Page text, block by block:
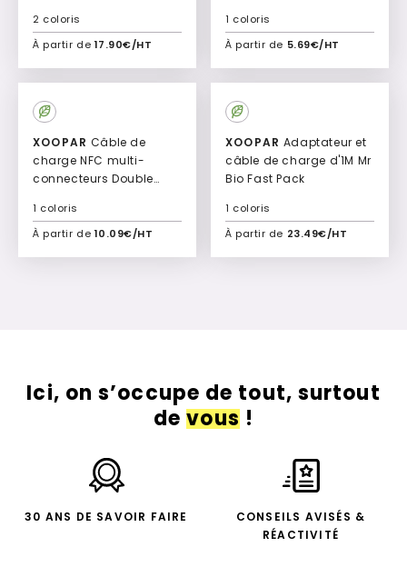
À partir de 17.90€/HT
2 coloris
Ajouter à mon devis
À partir de 5.69€/HT
1 coloris
Ajouter à mon devis
Culte
XOOPAR
charge NFC multi-
connecteurs Double
Mister Bio Long Smart
À partir de 10.09€/HT
1 coloris
Ajouter à mon devis
XOOPAR
câble de charge d'1M Mr
Bio Fast Pack
À partir de 23.49€/HT
1 coloris
Ajouter à mon devis
Ici, on s’occupe de tout, surtout
devous!
30 ANS DE SAVOIR FAIRE
CONSEILS AVISÉS &
RÉACTIVITÉ